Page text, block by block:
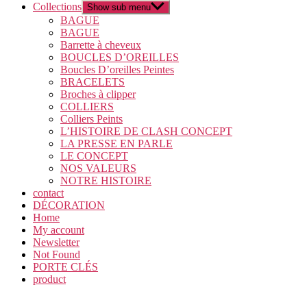
Collections Show sub menu
BAGUE
BAGUE
Barrette à cheveux
BOUCLES D’OREILLES
Boucles D’oreilles Peintes
BRACELETS
Broches à clipper
COLLIERS
Colliers Peints
L’HISTOIRE DE CLASH CONCEPT
LA PRESSE EN PARLE
LE CONCEPT
NOS VALEURS
NOTRE HISTOIRE
contact
DÉCORATION
Home
My account
Newsletter
Not Found
PORTE CLÉS
product